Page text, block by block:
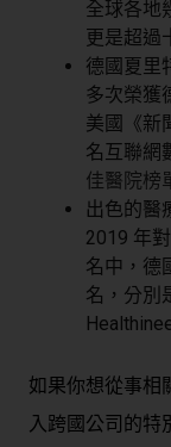
全球各地
更是超過
德國夏里
多次榮獲
美國《新
名互聯網
佳醫院榜
出色的醫
2019 年
名中，德
名，分別
如果你想從事相
入跨國公司的特